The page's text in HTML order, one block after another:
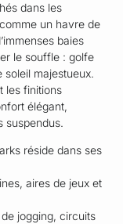
dans les
un havre de
baies
le souffle : golfe
soleil majestueux.
les finitions
élégant,
suspendus.
réside dans ses
aires de jeux et
jogging, circuits